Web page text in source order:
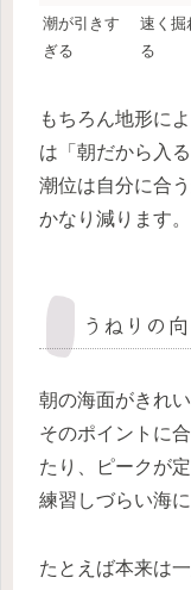
潮が引きす
ぎる
速く掘
る
もちろん地形に
は「朝だから入
潮位は自分に合
かなり減ります。
うねりの
朝の海面がきれ
そのポイントに
たり、ピークが
練習しづらい海に
たとえば本来は